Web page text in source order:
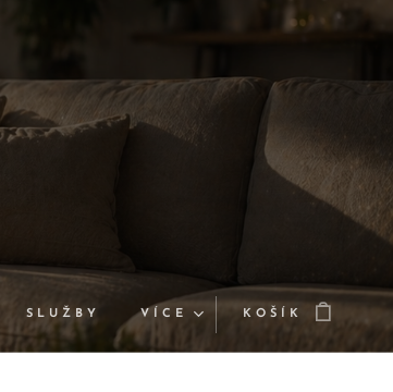
SLUŽBY VÍCE KOŠÍK